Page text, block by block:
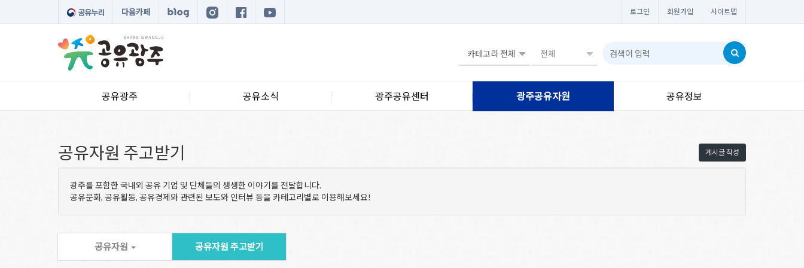
다음카페 로그인 회원가입 사이트맵
공유광주 공유소식 광주공유센터 광주공유자원 공유정보
게시글 작성
공유자원 주고받기
광주를 포함한 국내외 공유 기업 및 단체들의 생생한 이야기를 전달합니다.
공유문화, 공유활동, 공유경제와 관련된 보도와 인터뷰 등을 카테고리별로 이용해보세요!
공유자원 공유자원 주고받기